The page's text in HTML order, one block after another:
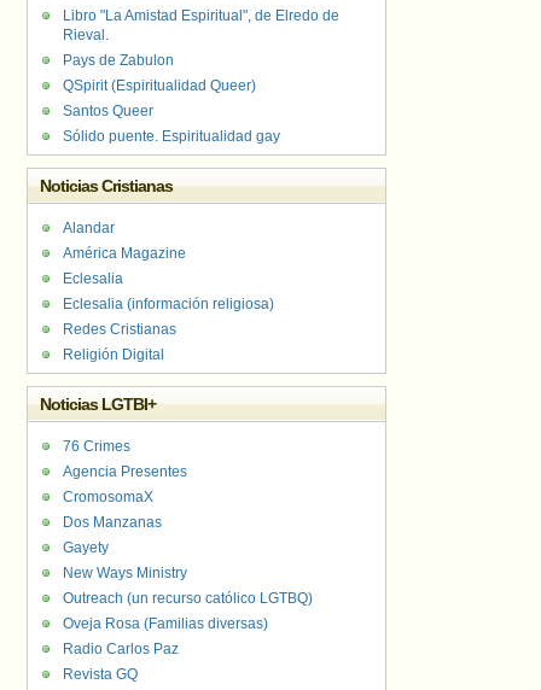
Libro "La Amistad Espiritual", de Elredo de
Rieval.
Pays de Zabulon
QSpirit (Espiritualidad Queer)
Santos Queer
Sólido puente. Espiritualidad gay
Noticias Cristianas
Alandar
América Magazine
Eclesalia
Eclesalia (información religiosa)
Redes Cristianas
Religión Digital
Noticias LGTBI+
76 Crimes
Agencia Presentes
CromosomaX
Dos Manzanas
Gayety
New Ways Ministry
Outreach (un recurso católico LGTBQ)
Oveja Rosa (Familias diversas)
Radio Carlos Paz
Revista GQ